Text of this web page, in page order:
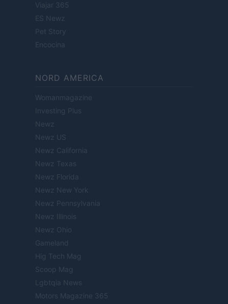
Viajar 365
ES Newz
Pet Story
Encocina
NORD AMERICA
Womanmagazine
Investing Plus
Newz
Newz US
Newz California
Newz Texas
Newz Florida
Newz New York
Newz Pennsylvania
Newz Illinois
Newz Ohio
Gameland
Hig Tech Mag
Scoop Mag
Lgbtqia News
Motors Magazine 365